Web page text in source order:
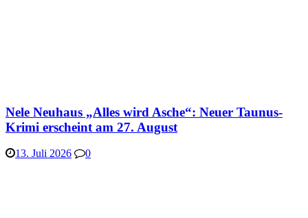
Nele Neuhaus „Alles wird Asche“: Neuer Taunus-
Krimi erscheint am 27. August
13. Juli 2026 0